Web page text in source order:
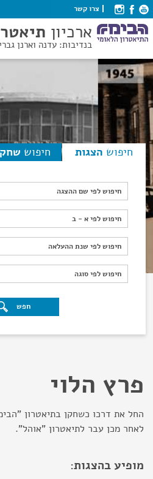
צרו קשר
ארכיון
בנדיבות: עדנה וארנן
חיפוש הצגות חיפוש
חיפוש לפי שם ההצגה
חיפוש לפי א - ב
חיפוש לפי א - ב
חיפוש לפי שנת ההעלאה
חיפוש לפי שנת ההעלאה
חיפוש לפי סוגה
חיפוש לפי סוגה
חפש
פרץ הלוי
החל את דרכו כשחקן בתיאטרון
לאחר מכן עבר לתיאטרון "אוהל".
מופיע בהצגות: